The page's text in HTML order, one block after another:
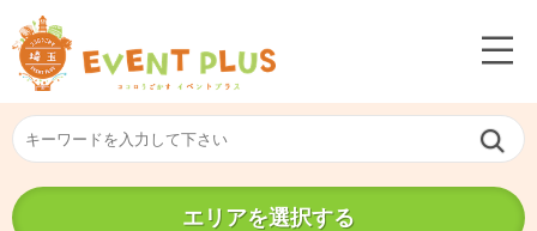
エリアを選択する